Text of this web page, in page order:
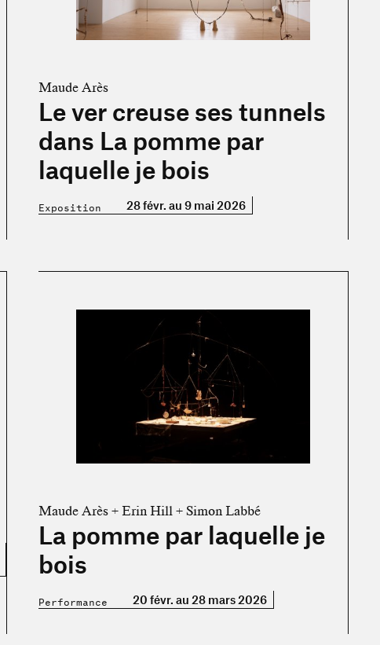
Le ver creuse ses tunnels
dans La pomme par
laquelle je bois
Maude Arès
Exposition 28 févr. au 9 mai 2026
La pomme par laquelle je
bois
Maude Arès + Erin Hill + Simon Labbé
Performance 20 févr. au 28 mars 2026